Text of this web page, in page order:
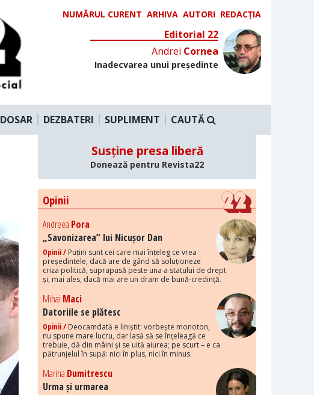
NUMĂRUL CURENT ARHIVA AUTORI REDACȚIA
Editorial 22
Andrei Cornea
Inadecvarea unui președinte
DOSAR DEZBATERI SUPLIMENT CAUTĂ
Susține presa liberă
Donează pentru Revista22
Opinii
Andreea Pora
„Savonizarea” lui Nicușor Dan
Opinii / Puțini sunt cei care mai înțeleg ce vrea
președintele, dacă are de gând să soluționeze
criza politică, suprapusă peste una a statului de drept
și, mai ales, dacă mai are un dram de bună-credință.
Mihai Maci
Datoriile se plătesc
Opinii / Deocamdată e liniștit: vorbește monoton,
nu spune mare lucru, dar lasă să se înțeleagă ce
trebuie, dă din mâini și se uită aiurea; pe scurt – e ca
pătrunjelul în supă: nici în plus, nici în minus.
Marina Dumitrescu
Urma și urmarea